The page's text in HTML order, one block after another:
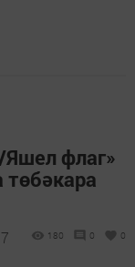
флаг»
180 0 0